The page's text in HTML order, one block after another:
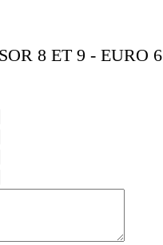
8 ET 9 - EURO 6